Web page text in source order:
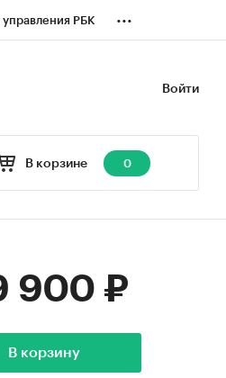
РБК ...
Войти
В корзине 0
900 ₽
В корзину